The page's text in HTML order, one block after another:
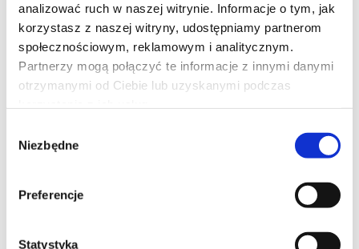
analizować ruch w naszej witrynie. Informacje o tym, jak
korzystasz z naszej witryny, udostępniamy partnerom
społecznościowym, reklamowym i analitycznym.
Partnerzy mogą połączyć te informacje z innymi danymi
otrzymanymi od Ciebie lub uzyskanymi podczas
zgody
Niezbędne
Preferencje
Statystyka
zdefiniowały świat mody i popkultury, kultowi bohaterowie znów
spotykają się na stylowych ulicach Nowego Jorku i w eleganckich
. Meryl Streep, Anne Hathaway, Emily
perfekcja wciąż mają najwyższą cenę.